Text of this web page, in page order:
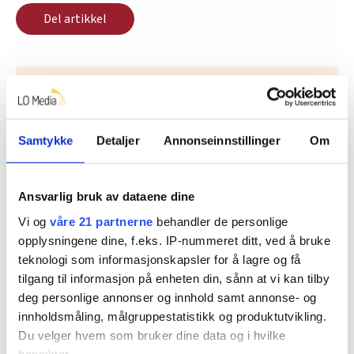
Samtykke Detaljer Annonseinnstillinger Om
Ansvarlig bruk av dataene dine
Vi og våre 21 partnerne behandler de personlige
opplysningene dine, f.eks. IP-nummeret ditt, ved å bruke
teknologi som informasjonskapsler for å lagre og få
tilgang til informasjon på enheten din, sånn at vi kan tilby
deg personlige annonser og innhold samt annonse- og
innholdsmåling, målgruppestatistikk og produktutvikling.
Du velger hvem som bruker dine data og i hvilke
Del artikkel
Nå:4stillingsannonser
Regionleder Region Indre Øst
Fellesforbundet
Moelv